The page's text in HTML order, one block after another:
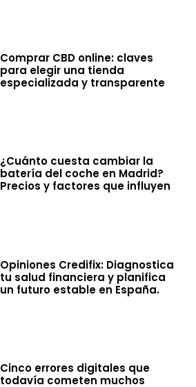
Comprar CBD online: claves
para elegir una tienda
especializada y transparente
¿Cuánto cuesta cambiar la
batería del coche en Madrid?
Precios y factores que influyen
Opiniones Credifix: Diagnostica
tu salud financiera y planifica
un futuro estable en España.
Cinco errores digitales que
todavía cometen muchos